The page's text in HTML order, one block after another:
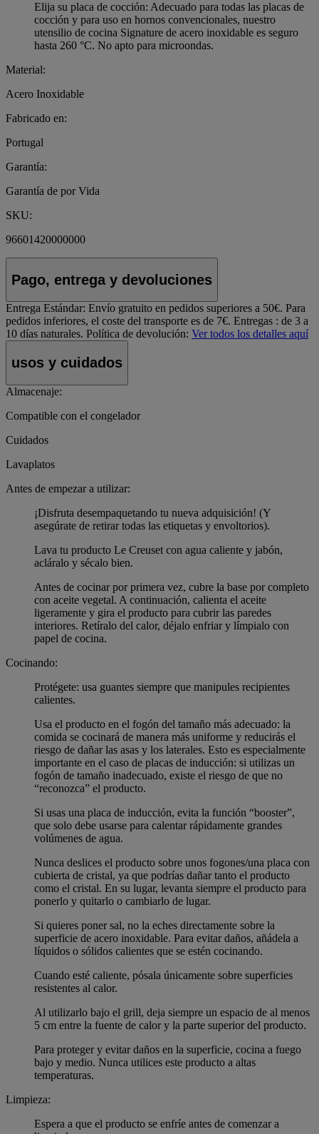
Elija su placa de cocción: Adecuado para todas las placas de
cocción y para uso en hornos convencionales, nuestro
utensilio de cocina Signature de acero inoxidable es seguro
hasta 260 °C. No apto para microondas.
Material:
Acero Inoxidable
Fabricado en:
Portugal
Garantía:
Garantía de por Vida
SKU:
96601420000000
Pago, entrega y devoluciones
Entrega Estándar: Envío gratuito en pedidos superiores a 50€. Para
pedidos inferiores, el coste del transporte es de 7€. Entregas : de 3 a
10 días naturales. Política de devolución: Ver todos los detalles aquí
usos y cuidados
Almacenaje:
Compatible con el congelador
Cuidados
Lavaplatos
Antes de empezar a utilizar:
¡Disfruta desempaquetando tu nueva adquisición! (Y
asegúrate de retirar todas las etiquetas y envoltorios).
Lava tu producto Le Creuset con agua caliente y jabón,
acláralo y sécalo bien.
Antes de cocinar por primera vez, cubre la base por completo
con aceite vegetal. A continuación, calienta el aceite
ligeramente y gira el producto para cubrir las paredes
interiores. Retíralo del calor, déjalo enfriar y límpialo con
papel de cocina.
Cocinando:
Protégete: usa guantes siempre que manipules recipientes
calientes.
Usa el producto en el fogón del tamaño más adecuado: la
comida se cocinará de manera más uniforme y reducirás el
riesgo de dañar las asas y los laterales. Esto es especialmente
importante en el caso de placas de inducción: si utilizas un
fogón de tamaño inadecuado, existe el riesgo de que no
“reconozca” el producto.
Si usas una placa de inducción, evita la función “booster”,
que solo debe usarse para calentar rápidamente grandes
volúmenes de agua.
Nunca deslices el producto sobre unos fogones/una placa con
cubierta de cristal, ya que podrías dañar tanto el producto
como el cristal. En su lugar, levanta siempre el producto para
ponerlo y quitarlo o cambiarlo de lugar.
Si quieres poner sal, no la eches directamente sobre la
superficie de acero inoxidable. Para evitar daños, añádela a
líquidos o sólidos calientes que se estén cocinando.
Cuando esté caliente, pósala únicamente sobre superficies
resistentes al calor.
Al utilizarlo bajo el grill, deja siempre un espacio de al menos
5 cm entre la fuente de calor y la parte superior del producto.
Para proteger y evitar daños en la superficie, cocina a fuego
bajo y medio. Nunca utilices este producto a altas
temperaturas.
Limpieza:
Espera a que el producto se enfríe antes de comenzar a